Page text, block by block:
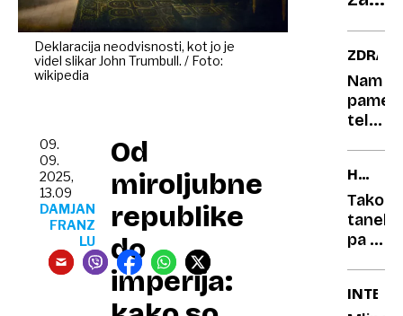
Deklaracija neodvisnosti, kot jo je
videl slikar John Trumbull. / Foto:
wikipedia
Od
miroljubne
republike
do
imperija:
09.
09.
2025,
13.09
DAMJAN
FRANZ
LU
živali
ali
celo
črn
jezik?
Nam
kot
si
HONOR
MAGIC
V5
Tako
tanek,
pa s